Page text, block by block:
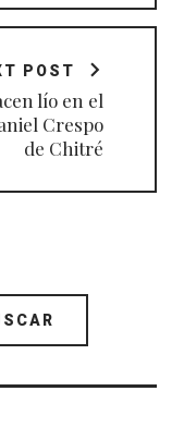
POST
lío en el
Crespo
de Chitré